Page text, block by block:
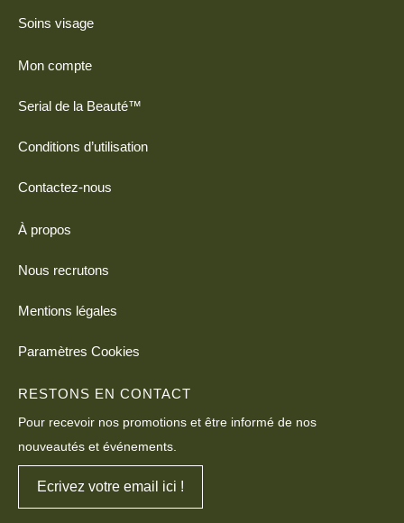
Soins visage
Mon compte
Serial de la Beauté™
Conditions d’utilisation
Contactez-nous
À propos
Nous recrutons
Mentions légales
Paramètres Cookies
RESTONS EN CONTACT
Pour recevoir nos promotions et être informé de nos
nouveautés et événements.
Ecrivez votre email ici !